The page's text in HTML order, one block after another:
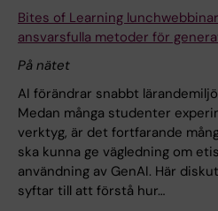
Bites of Learning
ansvarsfulla metoder för
På nätet
AI förändrar snabbt
Medan många studenter
verktyg, är det fortfarande
ska kunna ge vägledning om
användning av GenAI. Här
syftar till att förstå hur…